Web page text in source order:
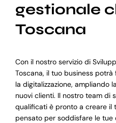
gestionale
Toscana
Con il nostro servizio di
Toscana, il tuo business
la digitalizzazione, ampliando
nuovi clienti. Il nostro team di
qualificati è pronto a creare il
pensato per soddisfare le